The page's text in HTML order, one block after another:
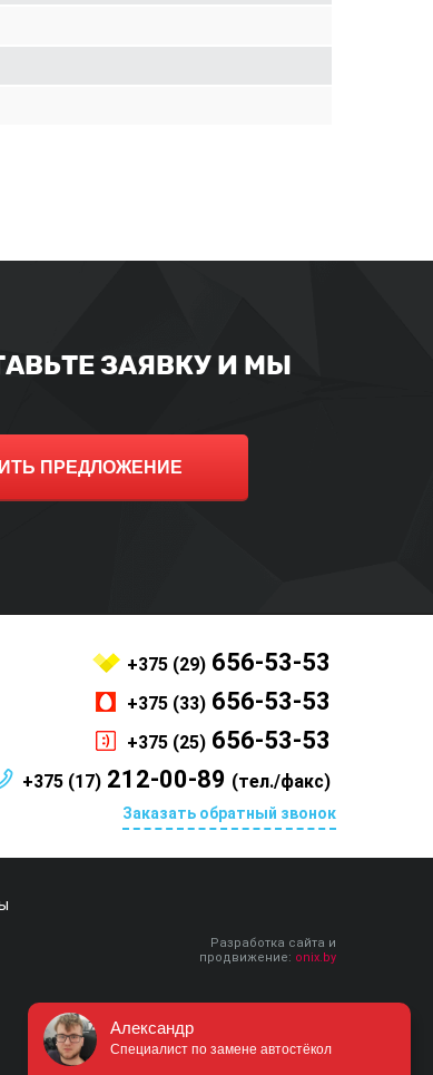
ЗАЯВКУ И МЫ
ПРЕДЛОЖЕНИЕ
+375 (29)656-53-53
+375 (33)656-53-53
+375 (25)656-53-53
+375 (17)212-00-89 (тел./факс)
Заказать обратный звонок
Разработка сайта и
продвижение: onix.by
Александр
Специалист по замене автостёкол